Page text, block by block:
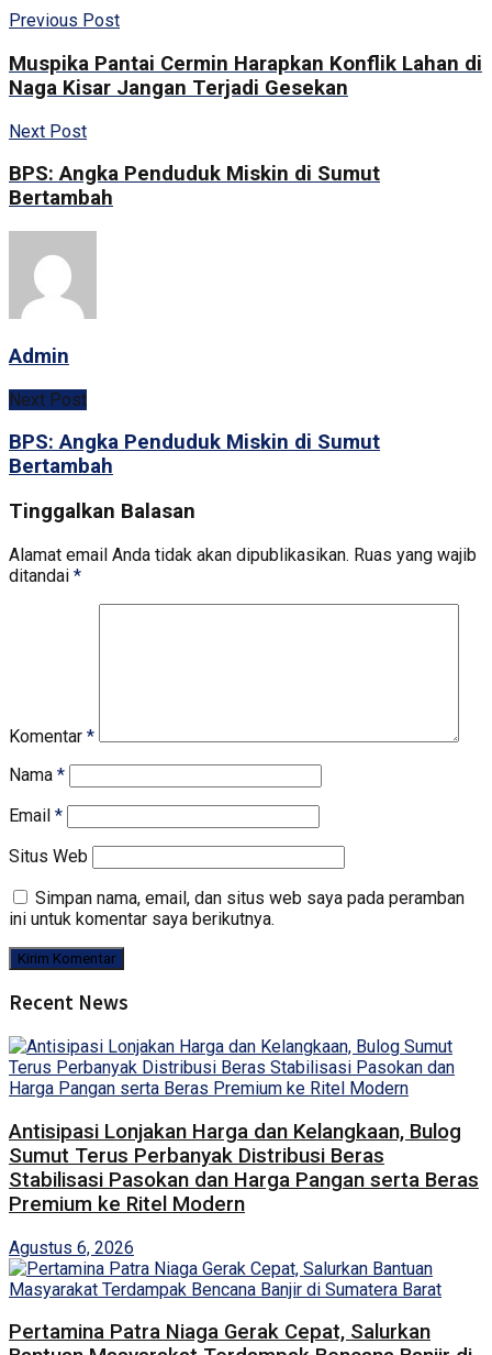
Previous Post
Muspika Pantai Cermin Harapkan Konflik Lahan di
Naga Kisar Jangan Terjadi Gesekan
Next Post
BPS: Angka Penduduk Miskin di Sumut
Bertambah
Admin
Next Post
BPS: Angka Penduduk Miskin di Sumut
Bertambah
Tinggalkan Balasan
Alamat email Anda tidak akan dipublikasikan. Ruas yang wajib
ditandai *
Komentar *
Nama *
Email *
Situs Web
Simpan nama, email, dan situs web saya pada peramban
ini untuk komentar saya berikutnya.
Recent News
Antisipasi Lonjakan Harga dan Kelangkaan, Bulog
Sumut Terus Perbanyak Distribusi Beras
Stabilisasi Pasokan dan Harga Pangan serta Beras
Premium ke Ritel Modern
Agustus 6, 2026
Pertamina Patra Niaga Gerak Cepat, Salurkan